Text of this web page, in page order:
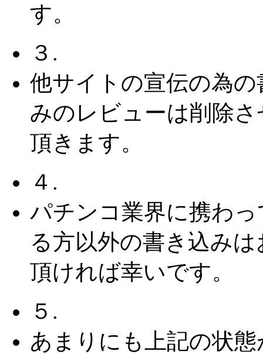
す。
３.
他サイトの宣伝の為の
みのレビューは削除さ
頂きます。
４.
パチンコ業界に携わっ
る方以外の書き込みは
頂ければ幸いです。
５.
あまりにも上記の状態